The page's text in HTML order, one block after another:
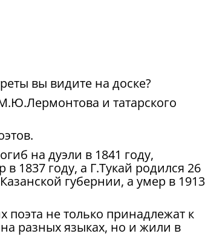
вы видите на доске?
и татарского
на дуэли в 1841 году,
1837 году, а Г.Тукай родился 26
губернии, а умер в 1913
поэта не только принадлежат к
разных языках, но и жили в